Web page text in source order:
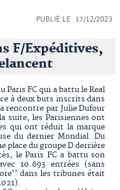
PUBLIÉ LE 17/12/2023
F/Expéditives,
Paris FC qui a battu le Real
à deux buts inscrits dans
rencontre par Julie Dufour
suite, les Parisiennes ont
qui ont réduit la marque
du dernier Mondial. Du
place du groupe D derrière
le Paris FC a battu son
10.693 entrées (sans
dans les tribunes était